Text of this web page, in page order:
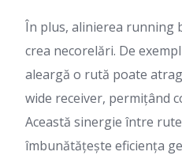
În plus, alinierea running
crea necorelări. De
aleargă o rută poate
wide receiver, permițând
Această sinergie între
îmbunătățește eficiența